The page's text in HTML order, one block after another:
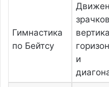
Гимнастика
по Бейтсу
и